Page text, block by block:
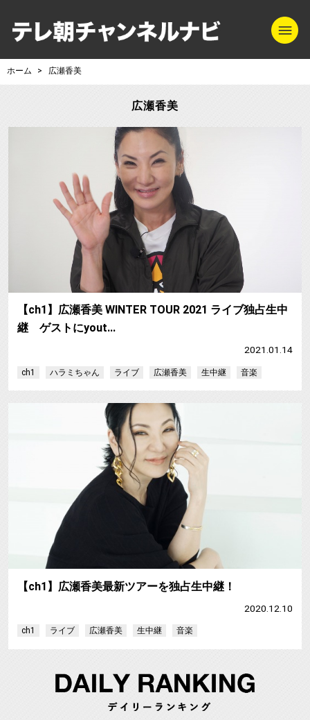
テレ朝チャンネ
ホーム 広瀬香美
広瀬香美
【ch1】広瀬香美 WINTER TOUR 2021 ライブ独占生中
継 ゲストにyout…
2021.01.14
ch1 ハラミちゃん ライブ 広瀬香美 生中継 音楽
【ch1】広瀬香美最新ツアーを独占生中継！
2020.12.10
ch1 ライブ 広瀬香美 生中継 音楽